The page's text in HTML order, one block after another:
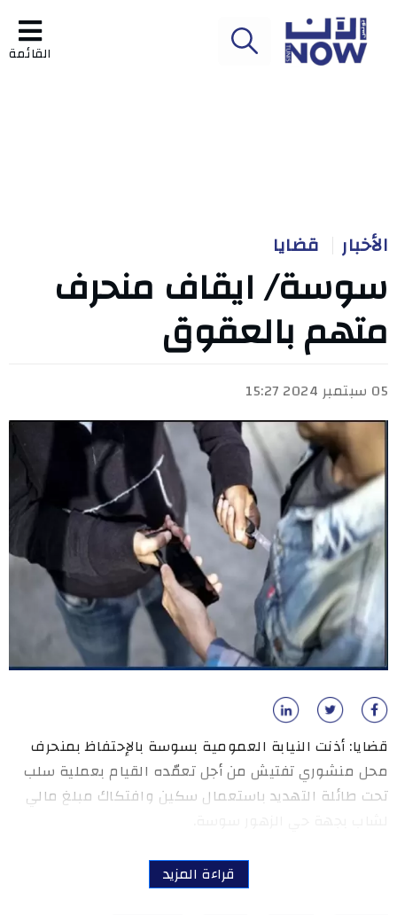
القائمة
الأخبار قضايا
سوسة/ ايقاف منحرف
متهم بالعقوق
05 سبتمبر 2024 15:27
قضايا: أذنت النيابة العمومية بسوسة بالإحتفاظ بمنحرف
محل منشوري تفتيش من أجل تعمّده القيام بعملية سلب
تحت طائلة التهديد باستعمال سكين وافتكاك مبلغ مالي
قراءة المزيد